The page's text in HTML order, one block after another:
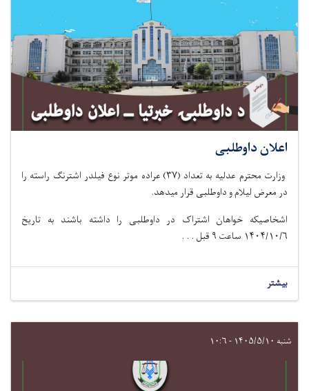
اعلان داوطلبی
وزارت محترم عدلیه به تعداد (۳۷) عراده موتر نوع فيلدر اشترنگ راسته را
در معرض لیلام و داوطلبی قرار میدهد.
اشخاصیکه خواهان اشتراک در داوطلبی را داشته باشند به تاریخ
۱۴۰۴/۱۰/۶ ساعت ۹ قبل . . .
بیشتر
شنبه ۱۴۰۵/۵/۱۰ - ۱۰:۶